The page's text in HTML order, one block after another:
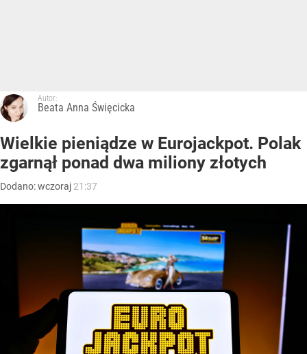
Autor:
Beata Anna Święcicka
Wielkie pieniądze w Eurojackpot. Polak
zgarnął ponad dwa miliony złotych
Dodano:wczoraj 21:37